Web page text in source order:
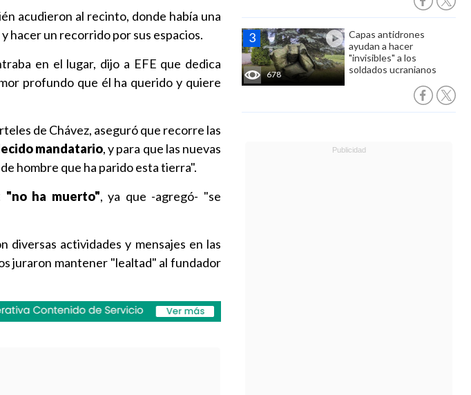
678
Capas antidrones
ayudan a hacer
"invisibles" a los
soldados ucranianos
acudieron al recinto, donde había una
hacer un recorrido por sus espacios.
en el lugar, dijo a EFE que dedica
profundo que él ha querido y quiere
de Chávez, aseguró que recorre las
mandatario, y para que las nuevas
hombre que ha parido esta tierra".
"no ha muerto", ya que -agregó- "se
diversas actividades y mensajes en las
juraron mantener "lealtad" al fundador